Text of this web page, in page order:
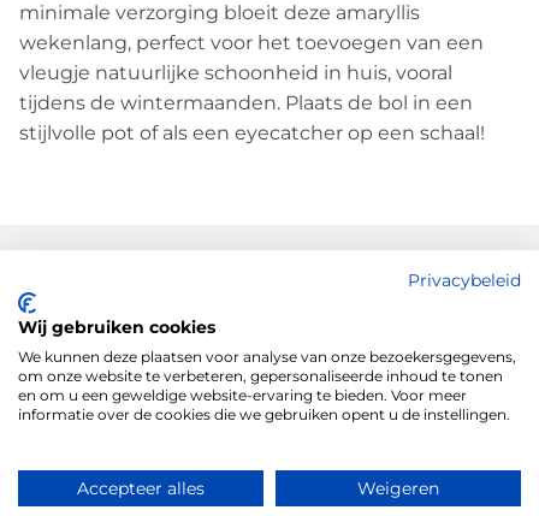
minimale verzorging bloeit deze amaryllis
wekenlang, perfect voor het toevoegen van een
vleugje natuurlijke schoonheid in huis, vooral
tijdens de wintermaanden. Plaats de bol in een
stijlvolle pot of als een eyecatcher op een schaal!
Contact opnemen
Uwbloemenman.nl is dé webshop waar u terecht
Privacybeleid
Wij gebruiken cookies
We kunnen deze plaatsen voor analyse van onze bezoekersgegevens,
om onze website te verbeteren, gepersonaliseerde inhoud te tonen
en om u een geweldige website-ervaring te bieden. Voor meer
informatie over de cookies die we gebruiken opent u de instellingen.
Accepteer alles Weigeren